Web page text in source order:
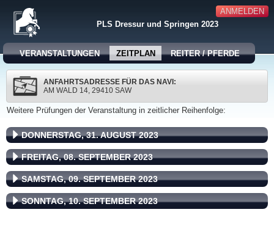
ANMELDEN
PLS Dressur und Springen 2023
VERANSTALTUNGEN ZEITPLAN REITER / PFERDE
ANFAHRTSADRESSE FÜR DAS NAVI:
AM WALD 14, 29410 SAW
Weitere Prüfungen der Veranstaltung in zeitlicher Reihenfolge:
DONNERSTAG, 31. AUGUST 2023
FREITAG, 08. SEPTEMBER 2023
SAMSTAG, 09. SEPTEMBER 2023
SONNTAG, 10. SEPTEMBER 2023